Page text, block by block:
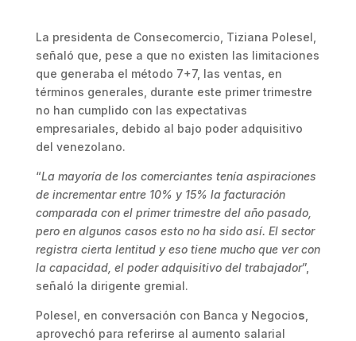
La presidenta de Consecomercio, Tiziana Polesel,
señaló que, pese a que no existen las limitaciones
que generaba el método 7+7, las ventas, en
términos generales, durante este primer trimestre
no han cumplido con las expectativas
empresariales, debido al bajo poder adquisitivo
del venezolano.
“La mayoría de los comerciantes tenía aspiraciones
de incrementar entre 10% y 15% la facturación
comparada con el primer trimestre del año pasado,
pero en algunos casos esto no ha sido así. El sector
registra cierta lentitud y eso tiene mucho que ver con
la capacidad, el poder adquisitivo del trabajador”,
señaló la dirigente gremial.
Polesel, en conversación con Banca y Negocios
aprovechó para referirse al aumento salarial